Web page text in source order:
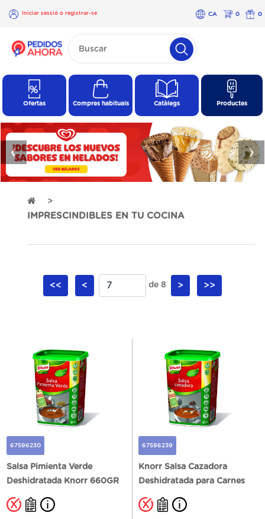
Iniciar sessió o registrar-se CA 0 0
×
Iniciar
registrar-
Ofertas Compres habituals Catàlegs Productes
❮ ❯
IMPRESCINDIBLES EN TU COCINA
<< < de 8 > >>
67596230
Salsa Pimienta Verde
Deshidratada Knorr 660GR
67596239
Knorr Salsa Cazadora
Deshidratada para Carnes
Bote 720GR